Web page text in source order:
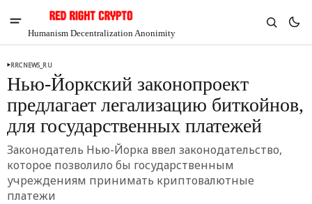
Humanism Decentralization Anonimity
RRCNEWS_RU
Нью-Йоркский законопроект
предлагает легализацию биткойнов,
для государственных платежей
Законодатель Нью-Йорка ввел законодательство,
которое позволило бы государственным
учреждениям принимать криптовалютные
платежи